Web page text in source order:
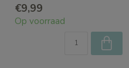
€9,99
Op voorraad